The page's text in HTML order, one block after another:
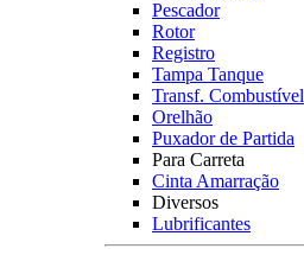
Pescador
Rotor
Registro
Tampa Tanque
Transf. Combustível
Orelhão
Puxador de Partida
Para Carreta
Cinta Amarração
Diversos
Lubrificantes